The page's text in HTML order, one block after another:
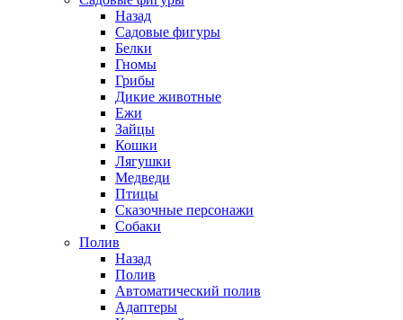
Назад
Садовые фигуры
Белки
Гномы
Грибы
Дикие животные
Ежи
Зайцы
Кошки
Лягушки
Медведи
Птицы
Сказочные персонажи
Собаки
Полив
Назад
Полив
Автоматический полив
Адаптеры